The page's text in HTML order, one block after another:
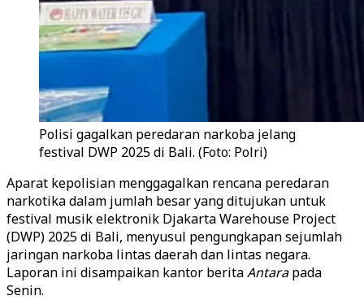
Polisi gagalkan peredaran narkoba jelang
festival DWP 2025 di Bali. (Foto: Polri)
Aparat kepolisian menggagalkan rencana peredaran
narkotika dalam jumlah besar yang ditujukan untuk
festival musik elektronik Djakarta Warehouse Project
(DWP) 2025 di Bali, menyusul pengungkapan sejumlah
jaringan narkoba lintas daerah dan lintas negara.
Laporan ini disampaikan kantor beritaAntarapada
Senin.